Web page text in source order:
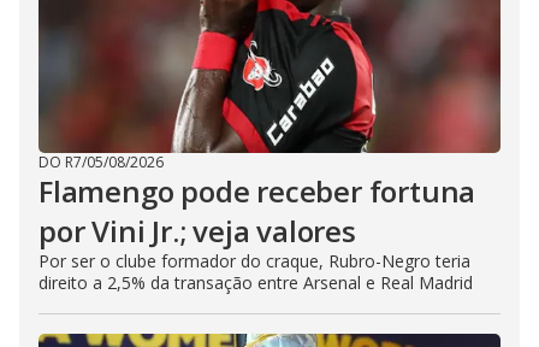
DO R7/05/08/2026
Flamengo pode receber fortuna
por Vini Jr.; veja valores
Por ser o clube formador do craque, Rubro-Negro teria
direito a 2,5% da transação entre Arsenal e Real Madrid